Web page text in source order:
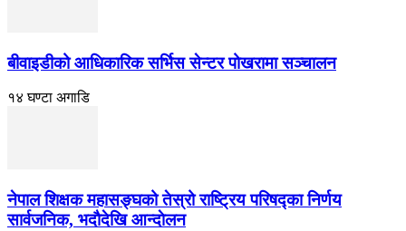
बीवाइडीको आधिकारिक सर्भिस सेन्टर पोखरामा सञ्चालन
१४ घण्टा अगाडि
नेपाल शिक्षक महासङ्घको तेस्रो राष्ट्रिय परिषद्का निर्णय
सार्वजनिक, भदाैदेखि आन्दाेलन